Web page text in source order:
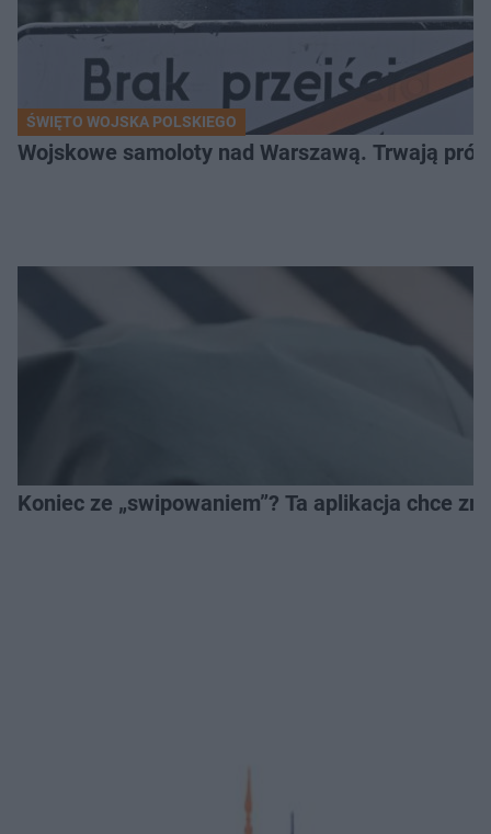
ŚWIĘTO WOJSKA POLSKIEGO
Wojskowe samoloty nad Warszawą. Trwają
Koniec ze „swipowaniem”? Ta aplikacja chce